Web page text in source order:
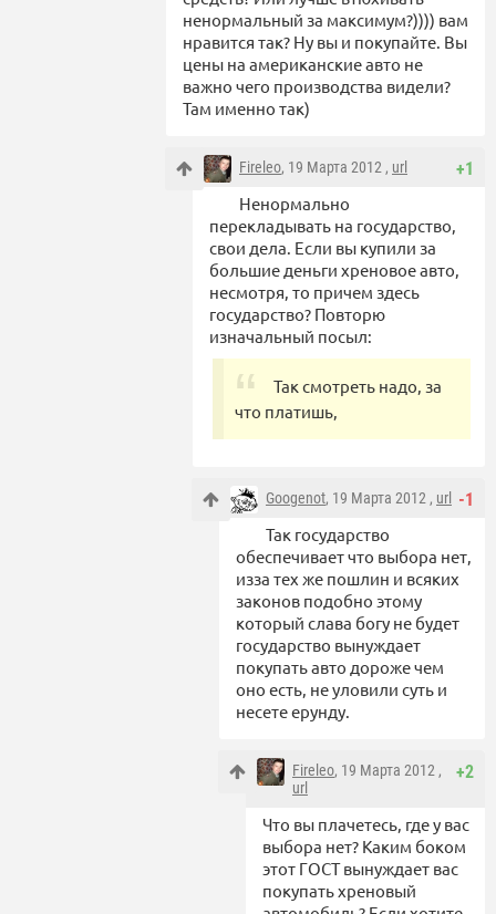
ненормальный за максимум?)))) вам
нравится так? Ну вы и покупайте. Вы
цены на американские авто не
важно чего производства видели?
Там именно так)
+1
Fireleo, 19 Марта 2012 , url
Ненормально
перекладывать на государство,
свои дела. Если вы купили за
большие деньги хреновое авто,
несмотря, то причем здесь
государство? Повторю
изначальный посыл:
Так смотреть надо, за
что платишь,
-1
Googenot, 19 Марта 2012 , url
Так государство
обеспечивает что выбора нет,
изза тех же пошлин и всяких
законов подобно этому
который слава богу не будет
государство вынуждает
покупать авто дороже чем
оно есть, не уловили суть и
несете ерунду.
+2
Fireleo, 19 Марта 2012 ,
url
Что вы плачетесь, где у вас
выбора нет? Каким боком
этот ГОСТ вынуждает вас
покупать хреновый